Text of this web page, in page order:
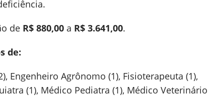
de R$ 880,00 a R$ 3.641,00.
de:
Engenheiro Agrônomo (1), Fisioterapeuta (1),
(1), Médico Pediatra (1), Médico Veterinário